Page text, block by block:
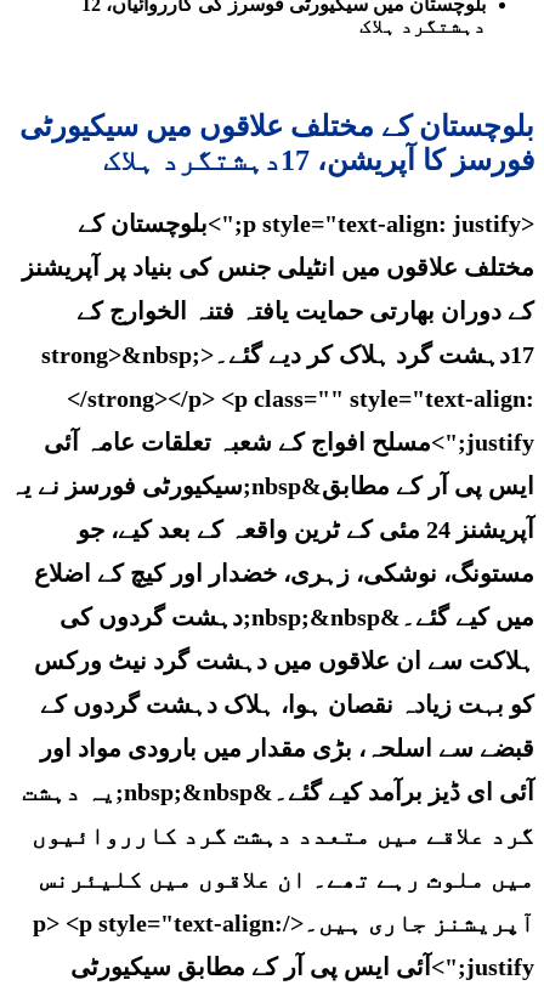
بلوچستان میں سیکیورٹی فوسرز کی کارروائیاں، 12
دہشتگرد ہلاک
بلوچستان کے مختلف علاقوں میں سیکیورٹی
فورسز کا آپریشن، 17دہشتگرد ہلاک
<p style="text-align: justify;">بلوچستان کے
مختلف علاقوں میں انٹیلی جنس کی بنیاد پر آپریشنز
کے دوران بھارتی حمایت یافتہ فتنہ الخوارج کے
17دہشت گرد ہلاک کر دیے گئے۔<strong>&nbsp;
</strong></p> <p class="" style="text-align:
justify;">مسلح افواج کے شعبہ تعلقات عامہ آئی
ایس پی آر کے مطابق&nbsp;سیکیورٹی فورسز نے یہ
آپریشنز 24 مئی کے ٹرین واقعہ کے بعد کیے، جو
مستونگ، نوشکی، زہری، خضدار اور کیچ کے اضلاع
میں کیے گئے۔&nbsp;&nbsp;دہشت گردوں کی
ہلاکت سے ان علاقوں میں دہشت گرد نیٹ ورکس
کو بہت زیادہ نقصان ہوا، ہلاک دہشت گردوں کے
قبضے سے اسلحہ، بڑی مقدار میں بارودی مواد اور
آئی ای ڈیز برآمد کیے گئے۔&nbsp;&nbsp;یہ دہشت
گرد علاقے میں متعدد دہشت گرد کارروائیوں
میں ملوث رہے تھے۔ ان علاقوں میں کلیئرنس
آپریشنز جاری ہیں۔</p> <p style="text-align:
justify;">آئی ایس پی آر کے مطابق سیکیورٹی